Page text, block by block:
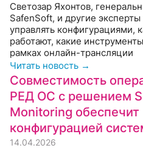
Светозар Яхонтов,
SafenSoft, и другие
управлять конфигурациями,
работают, какие
рамках онлайн-трансляции
Читать новость →
Совместимость
РЕД ОС с решением
Monitoring обеспечит
конфигурацией
14.04.2026